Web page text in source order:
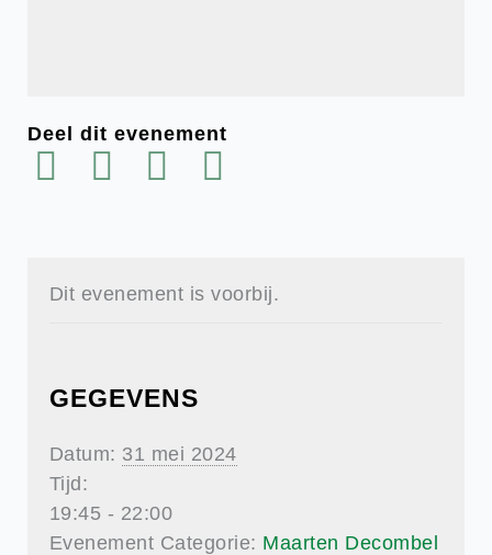
Deel dit evenement
Dit evenement is voorbij.
GEGEVENS
Datum: 31 mei 2024
Tijd:
19:45 - 22:00
Evenement Categorie: Maarten Decombel